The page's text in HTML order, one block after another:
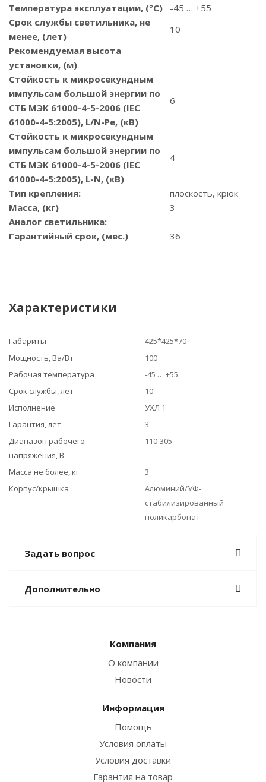
Температура эксплуатации, (°С)
-45 … +55
Срок службы светильника, не
менее, (лет)
10
Рекомендуемая высота
установки, (м)
Стойкость к микросекундным
импульсам большой энергии по
СТБ МЭК 61000-4-5-2006 (IEC
61000-4-5:2005), L/N-Pe, (кВ)
6
Стойкость к микросекундным
импульсам большой энергии по
СТБ МЭК 61000-4-5-2006 (IEC
61000-4-5:2005), L-N, (кВ)
4
Тип крепления:
плоскость, крюк
Масса, (кг)
3
Аналог светильника:
Гарантийный срок, (мес.)
36
Характеристики
Габариты
425*425*70
Мощность, Ва/Вт
100
Рабочая температура
-45 … +55
Срок службы, лет
10
Исполнение
УХЛ 1
Гарантия, лет
3
Диапазон рабочего
напряжения, В
110-305
Масса не более, кг
3
Корпус/крышка
Алюминий/УФ-
стабилизированный
поликарбонат
Задать вопрос
Дополнительно
Компания
О компании
Новости
Информация
Помощь
Условия оплаты
Условия доставки
Гарантия на товар